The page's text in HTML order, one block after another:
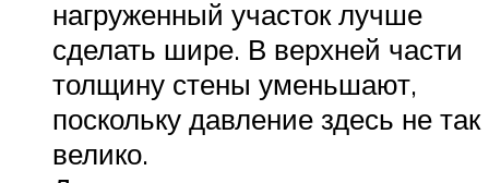
нагруженный участок лучше
сделать шире. В верхней части
толщину стены уменьшают,
поскольку давление здесь не так
велико.